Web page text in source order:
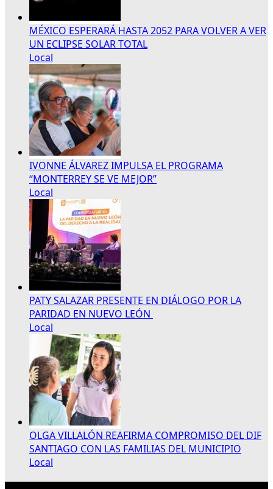
MÉXICO ESPERARÁ HASTA 2052 PARA VOLVER A VER
UN ECLIPSE SOLAR TOTAL
Local
IVONNE ÁLVAREZ IMPULSA EL PROGRAMA
“MONTERREY SE VE MEJOR”
Local
PATY SALAZAR PRESENTE EN DIÁLOGO POR LA
PARIDAD EN NUEVO LEÓN
Local
OLGA VILLALÓN REAFIRMA COMPROMISO DEL DIF
SANTIAGO CON LAS FAMILIAS DEL MUNICIPIO
Local